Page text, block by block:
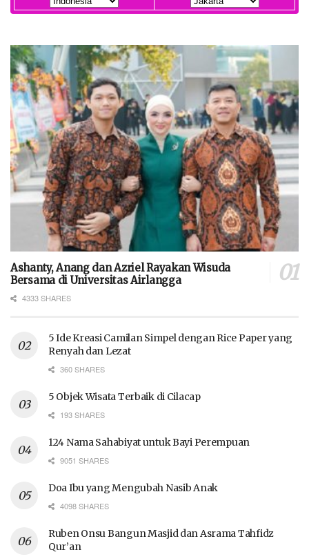
Ashanty, Anang dan Azriel Rayakan Wisuda
Bersama di Universitas Airlangga
4333 SHARES
5 Ide Kreasi Camilan Simpel dengan Rice Paper yang
Renyah dan Lezat
360 SHARES
5 Objek Wisata Terbaik di Cilacap
193 SHARES
124 Nama Sahabiyat untuk Bayi Perempuan
9051 SHARES
Doa Ibu yang Mengubah Nasib Anak
4098 SHARES
Ruben Onsu Bangun Masjid dan Asrama Tahfidz
Qur’an